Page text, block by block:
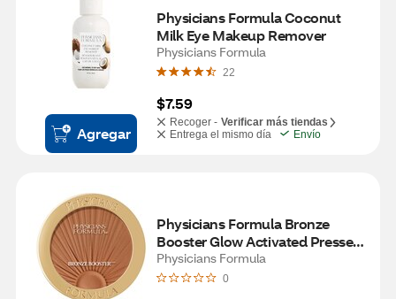
Agregar
Physicians Formula Coconut
Milk Eye Makeup Remover
Physicians Formula
22
$7.59
Recoger - Verificar más tiendas
Entrega el mismo día
Envío
Physicians Formula Bronze
Booster Glow Activated Pressed
Bronzer, Solar Bronze
Physicians Formula
0